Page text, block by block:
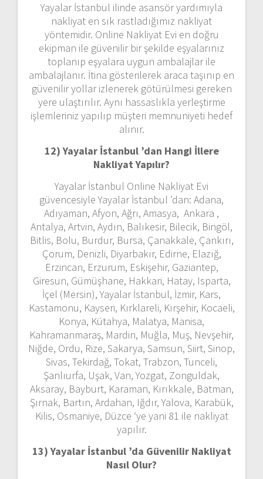
Yayalar İstanbul ilinde asansör yardımıyla
nakliyat en sık rastladığımız nakliyat
yöntemidir. Online Nakliyat Evi en doğru
ekipman ile güvenilir bir şekilde eşyalarınız
toplanıp eşyalara uygun ambalajlar ile
ambalajlanır. İtina gösterilerek araca taşınıp en
güvenilir yollar izlenerek götürülmesi gereken
yere ulaştırılır. Aynı hassaslıkla yerleştirme
işlemleriniz yapılıp müşteri memnuniyeti hedef
alınır.
12) Yayalar İstanbul ’dan Hangi İllere
Nakliyat Yapılır?
Yayalar İstanbul Online Nakliyat Evi
güvencesiyle Yayalar İstanbul ’dan: Adana,
Adıyaman, Afyon, Ağrı, Amasya, Ankara ,
Antalya, Artvin, Aydın, Balıkesir, Bilecik, Bingöl,
Bitlis, Bolu, Burdur, Bursa, Çanakkale, Çankırı,
Çorum, Denizli, Diyarbakır, Edirne, Elazığ,
Erzincan, Erzurum, Eskişehir, Gaziantep,
Giresun, Gümüşhane, Hakkari, Hatay, Isparta,
İçel (Mersin), Yayalar İstanbul, İzmir, Kars,
Kastamonu, Kayseri, Kırklareli, Kırşehir, Kocaeli,
Konya, Kütahya, Malatya, Manisa,
Kahramanmaraş, Mardin, Muğla, Muş, Nevşehir,
Niğde, Ordu, Rize, Sakarya, Samsun, Siirt, Sinop,
Sivas, Tekirdağ, Tokat, Trabzon, Tunceli,
Şanlıurfa, Uşak, Van, Yozgat, Zonguldak,
Aksaray, Bayburt, Karaman, Kırıkkale, Batman,
Şırnak, Bartın, Ardahan, Iğdır, Yalova, Karabük,
Kilis, Osmaniye, Düzce ‘ye yani 81 ile nakliyat
yapılır.
13) Yayalar İstanbul ’da Güvenilir Nakliyat
Nasıl Olur?